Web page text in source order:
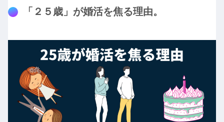
「２５歳」が婚活を焦る理由。